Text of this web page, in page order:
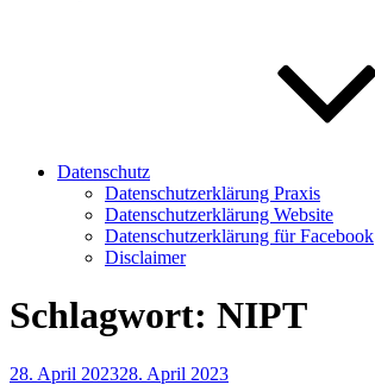
Datenschutz
Datenschutzerklärung Praxis
Datenschutzerklärung Website
Datenschutzerklärung für Facebook
Disclaimer
Schlagwort: NIPT
Veröffentlicht
28. April 202328. April 2023